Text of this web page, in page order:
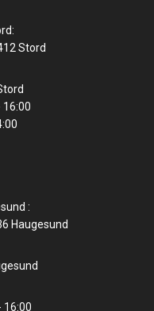
Stord
16:00
:
Haugesund
16:00